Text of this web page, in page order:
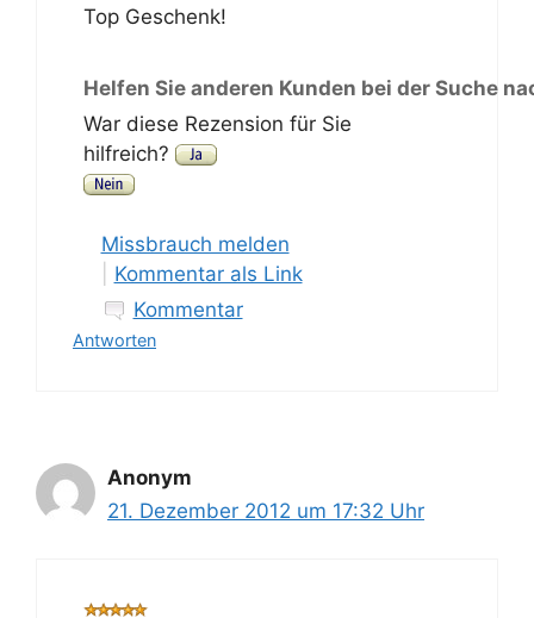
Top Geschenk!
Helfen Sie anderen Kunden bei der Suche
War diese Rezension für Sie
hilfreich?
Missbrauch melden
Kommentar als Link
Kommentar
Antworten
Anonym
21. Dezember 2012 um 17:32 Uhr